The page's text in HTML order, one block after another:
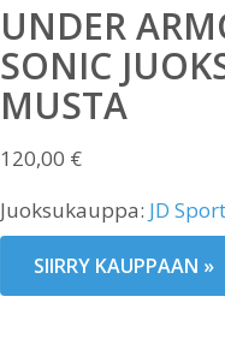
UNDER
SONIC
MUSTA
120,00 €
Juoksukauppa: JD
SIIRRY KAUPPAAN »